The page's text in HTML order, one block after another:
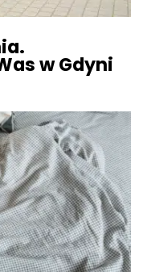
w Gdyni